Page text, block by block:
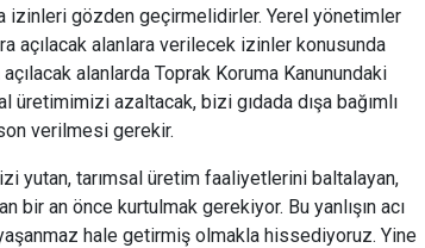
izinleri gözden geçirmelidirler. Yerel yönetimler
açılacak alanlara verilecek izinler konusunda
alanlarda Toprak Koruma Kanunundaki
üretimimizi azaltacak, bizi gıdada dışa bağımlı
verilmesi gerekir.
yutan, tarımsal üretim faaliyetlerini baltalayan,
bir an önce kurtulmak gerekiyor. Bu yanlışın acı
hale getirmiş olmakla hissediyoruz. Yine